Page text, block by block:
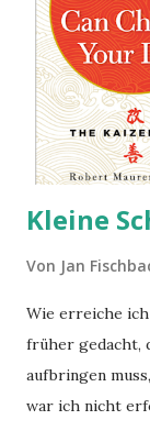
Kleine
Von Jan
Wie erreiche ich
früher gedacht,
aufbringen
war ich nicht